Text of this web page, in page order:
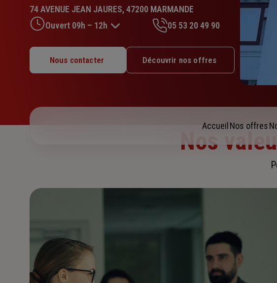
4.5
sur
5
74 AVENUE JEAN JAURES, 47200 MARMANDE
Ouvert 09h – 12h
Lundi : 09h – 13h
Mardi : 09h – 12h / 13h – 17h
05 53 20 49 90
Nous contacter Découvrir nos offres
Accueil Nos offres
Nos